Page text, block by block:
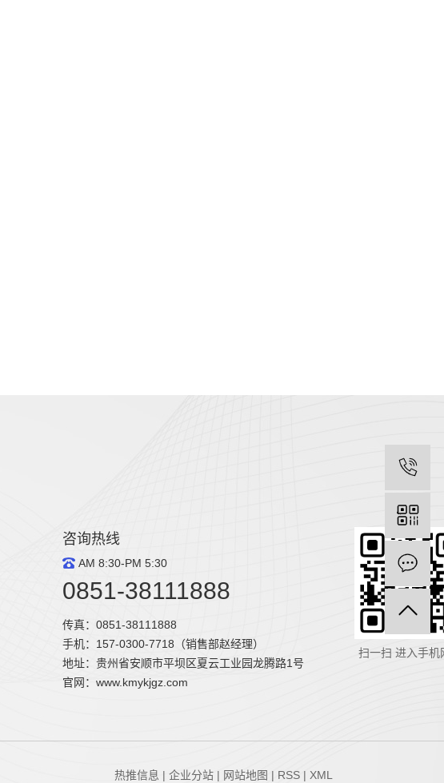
咨询热线
AM 8:30-PM 5:30
0851-38111888
传真：0851-38111888
手机：157-0300-7718（销售部赵经理）
地址：贵州省安顺市平坝区夏云工业园龙腾路1号
官网：www.kmykjgz.com
扫一扫 进入手机
热推信息 | 企业分站 | 网站地图 | RSS | XML